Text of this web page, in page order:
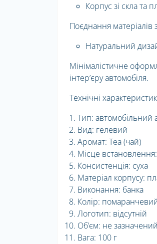
Корпус зі скла та
Поєднання матеріалів
Натуральний
Мінімалістичне
інтер’єру автомобіля.
Технічні
Тип: автомобільний
Вид: гелевий
Аромат: Tea (чай)
Місце
Консистенція: суха
Матеріал корпусу:
Виконання: банка
Колір:
Логотип: відсутній
Обʼєм: не зазначений
Вага: 100 г